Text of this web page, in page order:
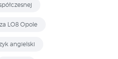
LO8 Opole
angielski